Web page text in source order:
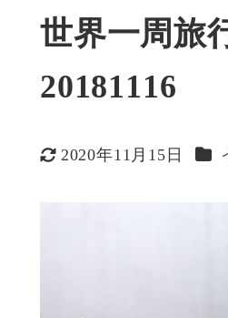
世界一周旅
20181116
更新日
2020年11月15日 カ